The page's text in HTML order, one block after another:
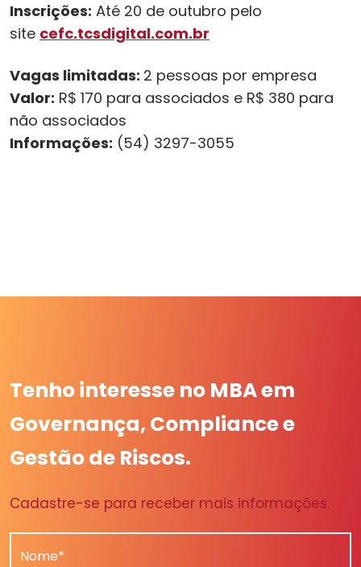
Inscrições: Até 20 de outubro pelo
site cefc.tcsdigital.com.br
Vagas limitadas: 2 pessoas por empresa
Valor: R$ 170 para associados e R$ 380 para
não associados
Informações: (54) 3297-3055
Tenho interesse no MBA em
Governança, Compliance e
Gestão de Riscos.
Cadastre-se para receber mais informações.
Nome*